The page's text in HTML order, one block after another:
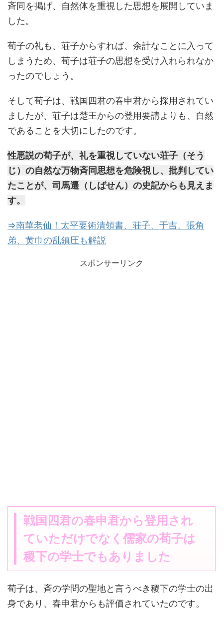
斉同を掲げ、自然体を重視した思想を展開していま
した。
荀子の礼も、荘子からすれば、余計なことに入って
しまうため、荀子は荘子の思想を受け入れられなか
ったのでしょう。
そして荀子は、戦国四君の春申君から採用されてい
ましたが、荘子は楚王からの登用要請よりも、自然
であることを大切にしたのです。
性悪説の荀子が、礼を重視していない荘子（そう
じ）の自然な万物斉同思想を危険視し、批判してい
たことが、司馬遷（しばせん）の史記からも見えま
す。
⇒南華老仙！太平要術清領書、荘子、于吉、張角
弟、黄巾の乱鎮圧も解説
スポンサーリンク
戦国四君の春申君から登用され
ていただけでなく儒家の荀子は
稷下の学士でもありました
荀子は、斉の学問の聖地と言うべき稷下の学士の出
身であり、春申君からも評価されていたのです。